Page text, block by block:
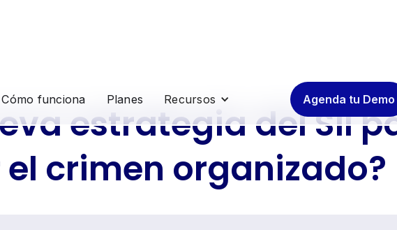
Cómo funciona Planes Recursos Agenda tu Demo
estrategia del SII
crimen organizado?